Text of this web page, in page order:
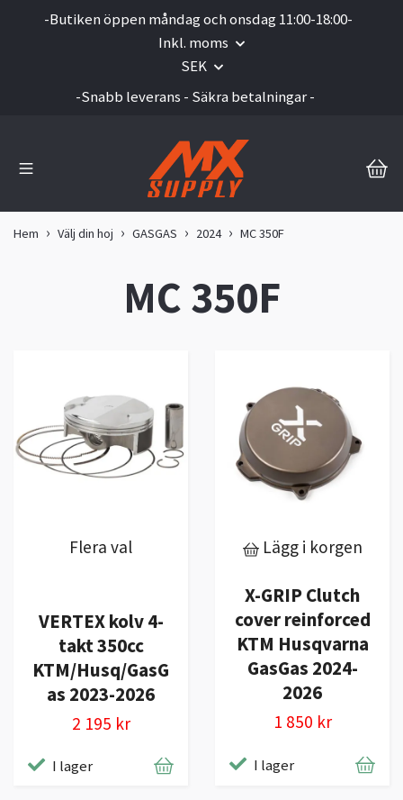
-Butiken öppen måndag och onsdag 11:00-18:00-
Inkl. moms
SEK
-Snabb leverans - Säkra betalningar -
Hem Välj din hoj GASGAS 2024 MC 350F
MC 350F
Flera val
VERTEX kolv 4-
takt 350cc
KTM/Husq/GasG
as 2023-2026
2 195 kr
I lager
Lägg i korgen
X-GRIP Clutch
cover reinforced
KTM Husqvarna
GasGas 2024-
2026
1 850 kr
I lager